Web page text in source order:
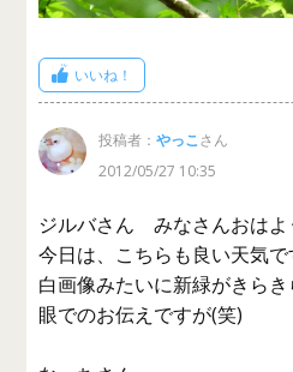
いいね！
投稿者：やっこさん
2012/05/27 10:35
ジルバさん みなさんおはよ
今日は、こちらも良い天気
白画像みたいに新緑がきら
眼でのお伝えですが(笑)